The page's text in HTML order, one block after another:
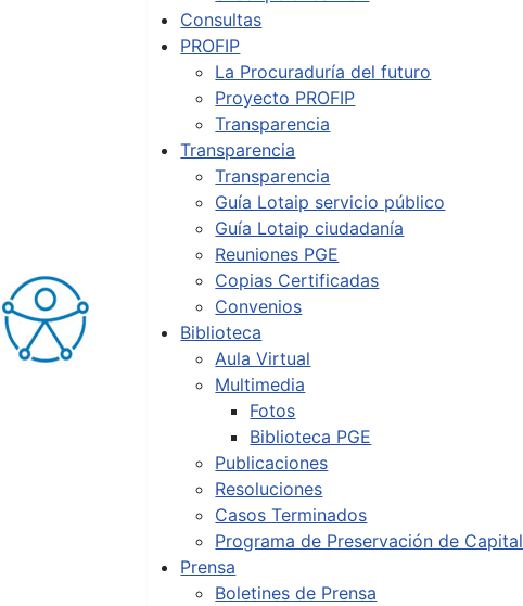
Consultas
PROFIP
La Procuraduría del futuro
Proyecto PROFIP
Transparencia
Transparencia
Transparencia
Guía Lotaip servicio público
Guía Lotaip ciudadanía
Reuniones PGE
Copias Certificadas
Convenios
Biblioteca
Aula Virtual
Multimedia
Fotos
Biblioteca PGE
Publicaciones
Resoluciones
Casos Terminados
Programa de Preservación de Capital
Prensa
Boletines de Prensa